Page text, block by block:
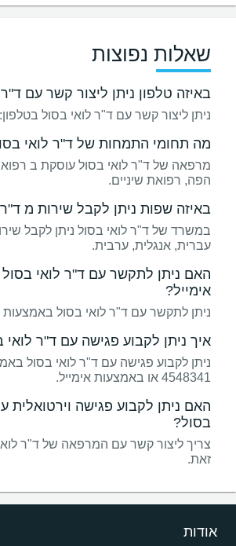
שאלות נפוצות
באיזה טלפון ניתן ליצור קשר עם
ניתן ליצור קשר עם ד"ר לואי בסול בטלפון: 055-4548341.
מה תחומי התמחות של ד"ר לואי
מרפאה של ד"ר לואי בסול עוסקת ב
הפה, רפואת שיניים.
באיזה שפות ניתן לקבל שירות מ
במשרד של ד"ר לואי בסול ניתן לקבל
עברית, אנגלית, ערבית.
האם ניתן לתקשר עם ד"ר לואי
אימייל?
ניתן לתקשר עם ד"ר לואי בסול באמצעות
איך ניתן לקבוע פגישה עם ד"ר לואי
4548341 או באמצעות אימייל.
האם ניתן לקבוע פגישה וירטואלית
בסול?
צריך ליצור קשר עם המרפאה של ד"ר
זאת.
אודות